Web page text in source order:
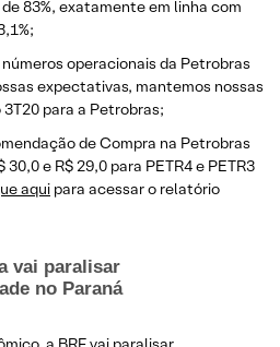
83%, exatamente em linha com
operacionais da Petrobras
expectativas, mantemos nossas
para a Petrobras;
de Compra na Petrobras
e R$ 29,0 para PETR4 e PETR3
aqui para acessar o relatório
vai paralisar
no Paraná